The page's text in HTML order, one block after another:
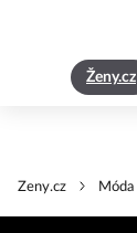
Ženy.cz